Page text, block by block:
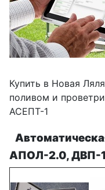
Купить в Новая
поливом и
АСЕПТ-1
АПОЛ-2.0, ДВП-